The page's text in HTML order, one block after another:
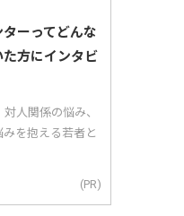
ーってどんな
方にインタビ
人関係の悩み、
を抱える若者と
(PR)